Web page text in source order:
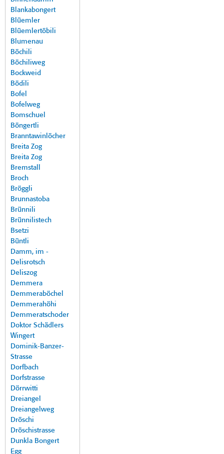
Blankabongert
Blüemler
Blüemlertöbili
Blumenau
Böchili
Böchiliweg
Bockweid
Bödili
Bofel
Bofelweg
Bomschuel
Böngertli
Branntawinlöcher
Breita Zog
Breita Zog
Bremstall
Broch
Bröggli
Brunnastoba
Brünnili
Brünnilistech
Bsetzi
Büntli
Damm, im -
Delisrotsch
Deliszog
Demmera
Demmeraböchel
Demmerahöhi
Demmeratschoder
Doktor Schädlers
Wingert
Dominik-Banzer-
Strasse
Dorfbach
Dorfstrasse
Dörrwitti
Dreiangel
Dreiangelweg
Dröschi
Dröschistrasse
Dunkla Bongert
Egg